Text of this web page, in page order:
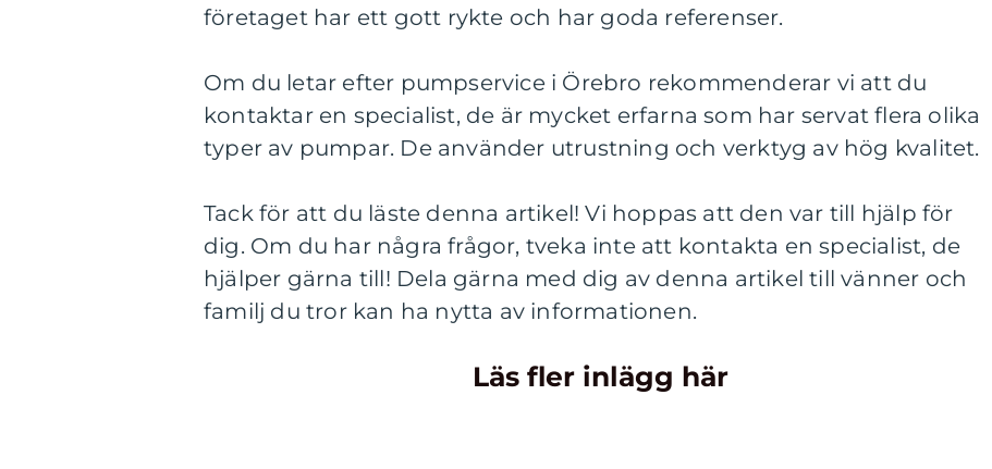
företaget har ett gott rykte och har goda referenser.
Om du letar efter pumpservice i Örebro rekommenderar vi att du
kontaktar en specialist, de är mycket erfarna som har servat flera olika
typer av pumpar. De använder utrustning och verktyg av hög kvalitet.
Tack för att du läste denna artikel! Vi hoppas att den var till hjälp för
dig. Om du har några frågor, tveka inte att kontakta en specialist, de
hjälper gärna till! Dela gärna med dig av denna artikel till vänner och
familj du tror kan ha nytta av informationen.
Läs fler inlägg här